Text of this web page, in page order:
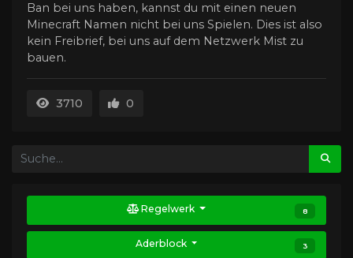
Ban bei uns haben, kannst du mit einen neuen
Minecraft Namen nicht bei uns Spielen. Dies ist also
kein Freibrief, bei uns auf dem Netzwerk Mist zu
bauen.
3710 0
Regelwerk 8
Aderblock 3